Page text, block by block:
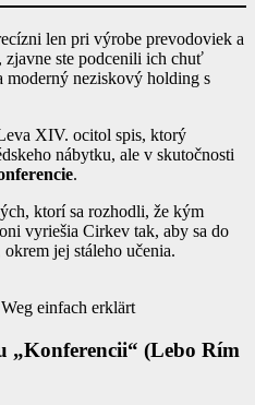
len pri výrobe prevodoviek a
zjavne ste podcenili ich chuť
neziskový holding s
XIV. ocitol spis, ktorý
nábytku, ale v skutočnosti
.
ktorí sa rozhodli, že kým
vyriešia Cirkev tak, aby sa do
jej stáleho učenia.
einfach erklärt
„Konferencii“ (Lebo Rím